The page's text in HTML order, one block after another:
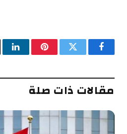
فيسبوكتويتر بينتيريست
مقالات ذات صلة